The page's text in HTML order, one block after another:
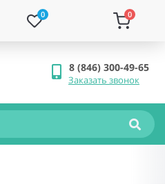
0 0
8 (846) 300-49-65
Заказать звонок